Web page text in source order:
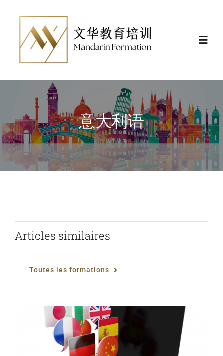
content
Actualités
Formations
Certificat et financement
意大利语
Articles similaires
Toutes les formations